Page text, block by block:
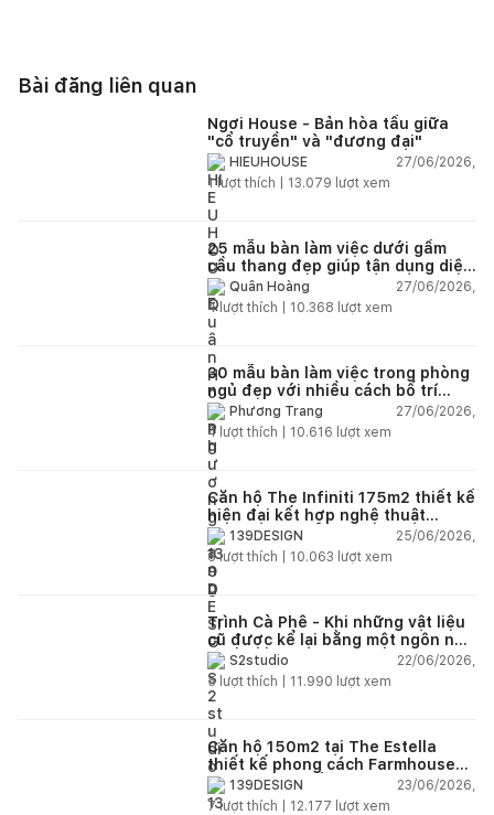
Bài đăng liên quan
Ngơi House - Bản hòa tấu giữa
"cổ truyền" và "đương đại"
HIEUHOUSE
27/06/2026,
1lượt thích | 13.079 lượt xem
25 mẫu bàn làm việc dưới gầm
cầu thang đẹp giúp tận dụng diện
tích tưởng chừng bị bỏ quên
Quân Hoàng
27/06/2026,
4lượt thích | 10.368 lượt xem
30 mẫu bàn làm việc trong phòng
ngủ đẹp với nhiều cách bố trí
thông minh cho mọi diện tích
Phương Trang
27/06/2026,
4 lượt thích | 10.616 lượt xem
Căn hộ The Infiniti 175m2 thiết kế
hiện đại kết hợp nghệ thuật
Modern Art đầy cảm xúc
139DESIGN
25/06/2026,
6lượt thích | 10.063 lượt xem
Trình Cà Phê - Khi những vật liệu
cũ được kể lại bằng một ngôn ngữ
thiết kế mới
S2studio
22/06/2026,
5 lượt thích | 11.990 lượt xem
Căn hộ 150m2 tại The Estella
thiết kế phong cách Farmhouse
thanh lịch và ấm áp
139DESIGN
23/06/2026,
7lượt thích | 12.177 lượt xem